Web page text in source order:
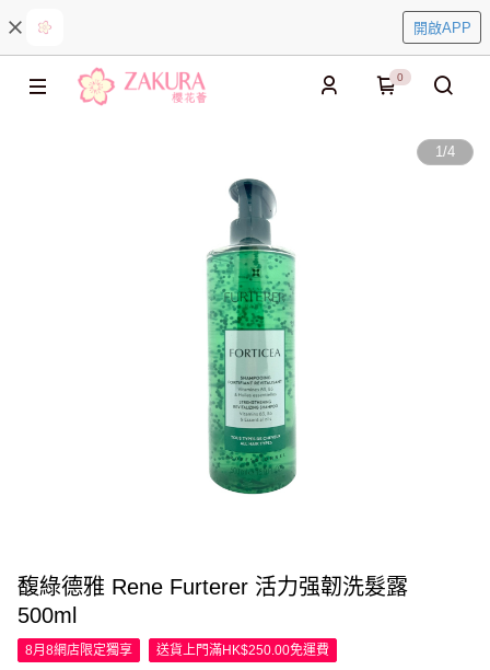
開啟APP
0
1/4
馥綠德雅 Rene Furterer 活力强韌洗髮露
500ml
8月8網店限定獨享 送貨上門滿HK$250.00免運費